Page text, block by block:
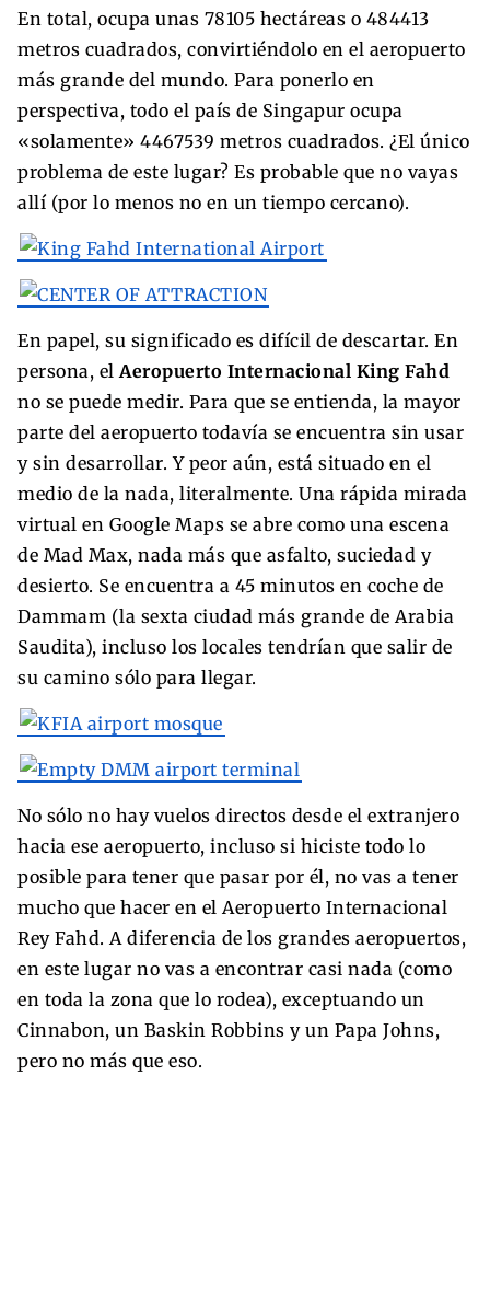
En total, ocupa unas 78105 hectáreas o 484413
metros cuadrados, convirtiéndolo en el aeropuerto
más grande del mundo. Para ponerlo en
perspectiva, todo el país de Singapur ocupa
«solamente» 4467539 metros cuadrados. ¿El único
problema de este lugar? Es probable que no vayas
allí (por lo menos no en un tiempo cercano).
En papel, su significado es difícil de descartar. En
persona, el Aeropuerto Internacional King Fahd
no se puede medir. Para que se entienda, la mayor
parte del aeropuerto todavía se encuentra sin usar
y sin desarrollar. Y peor aún, está situado en el
medio de la nada, literalmente. Una rápida mirada
virtual en Google Maps se abre como una escena
de Mad Max, nada más que asfalto, suciedad y
desierto. Se encuentra a 45 minutos en coche de
Dammam (la sexta ciudad más grande de Arabia
Saudita), incluso los locales tendrían que salir de
su camino sólo para llegar.
No sólo no hay vuelos directos desde el extranjero
hacia ese aeropuerto, incluso si hiciste todo lo
posible para tener que pasar por él, no vas a tener
mucho que hacer en el Aeropuerto Internacional
Rey Fahd. A diferencia de los grandes aeropuertos,
en este lugar no vas a encontrar casi nada (como
en toda la zona que lo rodea), exceptuando un
Cinnabon, un Baskin Robbins y un Papa Johns,
pero no más que eso.